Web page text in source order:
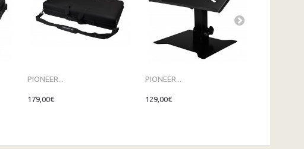
PIONEER...
179,00€
PIONEER...
129,00€